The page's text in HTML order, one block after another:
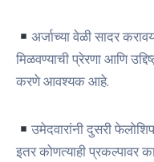
अर्जाच्या वेळी सादर
मिळवण्याची प्रेरणा आणि
करणे आवश्यक आहे.
उमेदवारांनी दुसरी
इतर कोणत्याही प्रकल्पावर